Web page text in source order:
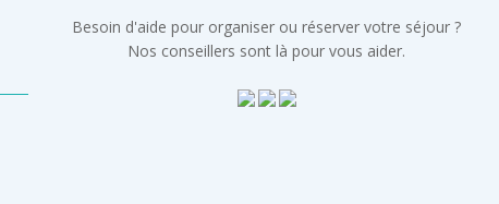
Besoin d'aide pour organiser ou réserver votre séjour ?
Nos conseillers sont là pour vous aider.